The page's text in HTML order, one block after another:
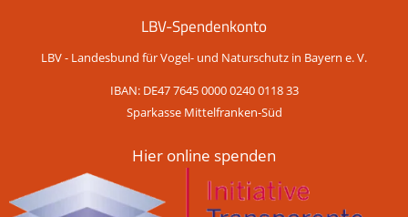
LBV-Spendenkonto
LBV - Landesbund für Vogel- und Naturschutz in Bayern e. V.
IBAN: DE47 7645 0000 0240 0118 33
Sparkasse Mittelfranken-Süd
Hier online spenden